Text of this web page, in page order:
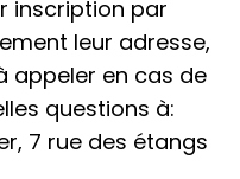
inscription par
leur adresse,
appeler en cas de
questions à:
7 rue des étangs